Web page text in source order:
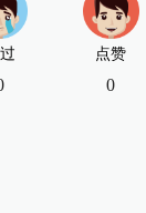
点赞
0